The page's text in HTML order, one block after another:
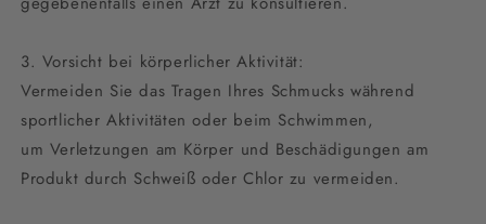
3. Vorsicht bei körperlicher Aktivität:
Vermeiden Sie das Tragen Ihres Schmucks während
sportlicher Aktivitäten oder beim Schwimmen,
um Verletzungen am Körper und Beschädigungen am
Produkt durch Schweiß oder Chlor zu vermeiden.